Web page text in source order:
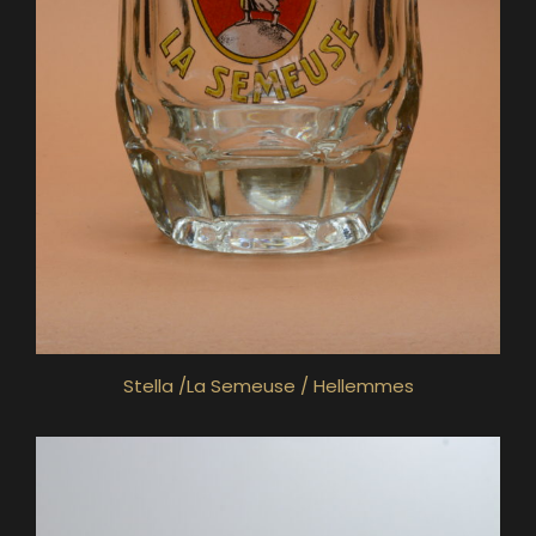
Stella /La Semeuse / Hellemmes